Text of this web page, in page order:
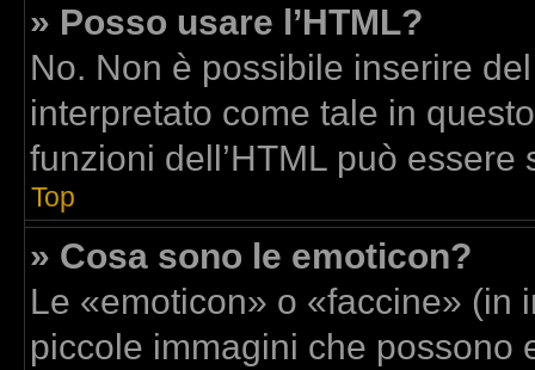
» Posso usare l’HTML?
No. Non è possibile inserire
interpretato come tale in
funzioni dell’HTML può
Top
» Cosa sono le emoticon?
Le «emoticon» o «faccine» (in
piccole immagini che possono